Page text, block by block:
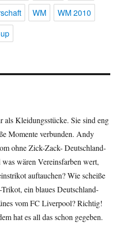
WM
WM 2010
als Kleidungsstücke. Sie sind eng
Momente verbunden. Andy
ohne Zick-Zack- Deutschland-
wären Vereinsfarben wert,
auftauchen? Wie scheiße
ein blaues Deutschland-
vom FC Liverpool? Richtig!
hat es all das schon gegeben.